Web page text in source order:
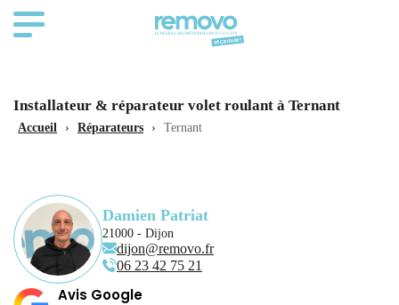
Installateur & réparateur volet roulant à Ternant
Accueil › Réparateurs › Ternant
Damien Patriat
21000 - Dijon
dijon@removo.fr
06 23 42 75 21
Avis Google